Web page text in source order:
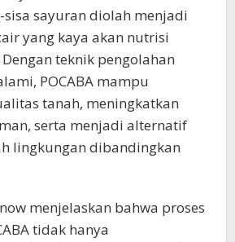
sisa sayuran diolah menjadi
yang kaya akan nutrisi
teknik pengolahan
POCABA mampu
tanah, meningkatkan
serta menjadi alternatif
lingkungan dibandingkan
menjelaskan bahwa proses
tidak hanya